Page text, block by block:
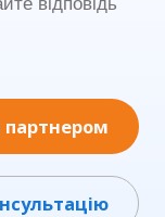
партнером